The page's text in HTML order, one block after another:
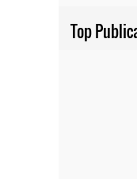
Top